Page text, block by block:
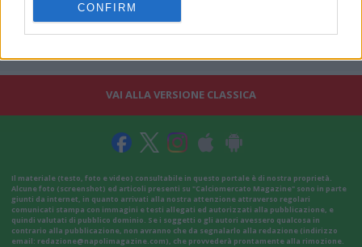
CONFIRM
VAI ALLA VERSIONE CLASSICA
Il materiale (testo, foto e video) consultabile in questo portale è di nostra proprietà.
Alcune foto (screenshot) ed articoli presenti su "Calciomercato Magazine" sono in parte
giunti da internet, in quanto arrivati alla nostra attenzione attraverso regolari
comunicati stampa con immagini e testi allegati ed autorizzati alla pubblicazione, e
quindi valutati di pubblico dominio. Se i soggetti o gli autori avessero qualcosa in
contrario alla pubblicazione, non avranno che da segnalarlo alla redazione (indirizzo
email: redazione@napolimagazine.com), che provvederà prontamente alla rimozione.